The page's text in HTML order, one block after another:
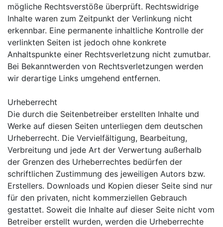
mögliche Rechtsverstöße überprüft. Rechtswidrige
Inhalte waren zum Zeitpunkt der Verlinkung nicht
erkennbar. Eine permanente inhaltliche Kontrolle der
verlinkten Seiten ist jedoch ohne konkrete
Anhaltspunkte einer Rechtsverletzung nicht zumutbar.
Bei Bekanntwerden von Rechtsverletzungen werden
wir derartige Links umgehend entfernen.
Urheberrecht
Die durch die Seitenbetreiber erstellten Inhalte und
Werke auf diesen Seiten unterliegen dem deutschen
Urheberrecht. Die Vervielfältigung, Bearbeitung,
Verbreitung und jede Art der Verwertung außerhalb
der Grenzen des Urheberrechtes bedürfen der
schriftlichen Zustimmung des jeweiligen Autors bzw.
Erstellers. Downloads und Kopien dieser Seite sind nur
für den privaten, nicht kommerziellen Gebrauch
gestattet. Soweit die Inhalte auf dieser Seite nicht vom
Betreiber erstellt wurden, werden die Urheberrechte